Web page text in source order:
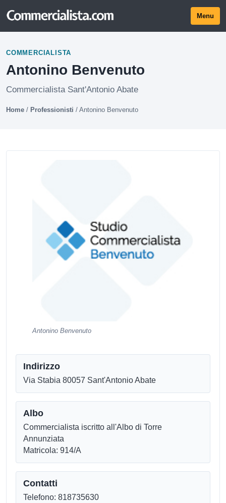
Menu
COMMERCIALISTA
Antonino Benvenuto
Commercialista Sant'Antonio Abate
Home / Professionisti / Antonino Benvenuto
Antonino Benvenuto
Indirizzo
Via Stabia 80057 Sant'Antonio Abate
Albo
Commercialista iscritto all'Albo di Torre
Annunziata
Matricola: 914/A
Contatti
Telefono: 818735630